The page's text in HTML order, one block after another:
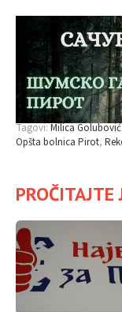
Tagovi:Milica Golubović
Opšta bolnica Pirot
PROČITAJTE